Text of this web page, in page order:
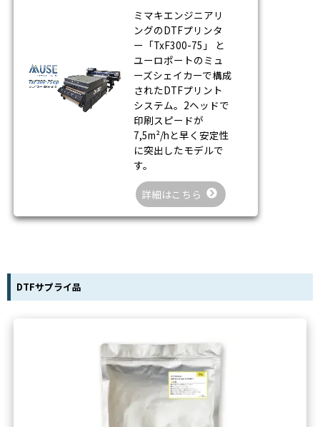
ミマキエンジニアリ
ングのDTFプリンタ
ー「TxF300-75」 と
ユーロポートのミュ
ーズシェイカーで構成
されたDTFプリント
システム。2ヘッドで
印刷スピードが
7,5m²/hと早く安定性
に突出したモデルで
す。
詳細はこちら
DTFサプライ品